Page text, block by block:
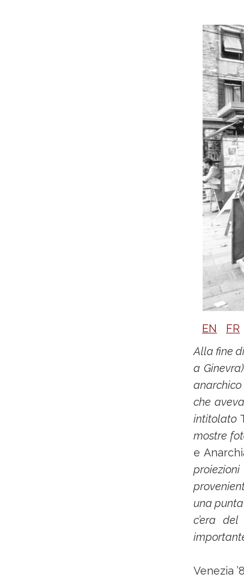
EN
FR
Alla fine
a
anarchico
che
intitolato
mostre
e
una
c’era
Venezia